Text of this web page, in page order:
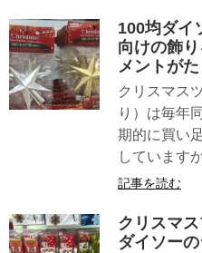
100均ダイ
向けの飾
メントが
クリスマス
り）は毎年
期的に買い
しています
記事を読む
クリスマ
ダイソー